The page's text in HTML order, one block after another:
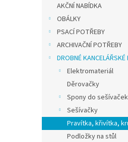
AKČNÍ NABÍDKA
OBÁLKY
PSACÍ POTŘEBY
ARCHIVAČNÍ POTŘEBY
DROBNÉ
Elektromateriál
Děrovačky
Spony do
Sešívačky
Pravítka, křivítka,
Podložky na stůl